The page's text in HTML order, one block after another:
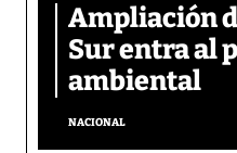
Ampliación
Sur entra al
ambiental
NACIONAL